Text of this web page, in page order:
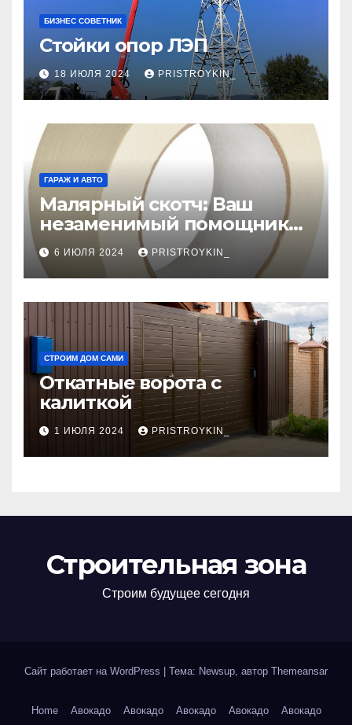
БИЗНЕС СОВЕТНИК
Стойки опор ЛЭП
18 ИЮЛЯ 2024 PRISTROYKIN_
ГАРАЖ И АВТО
Малярный скотч: Ваш
незаменимый помощник
при ремонтных работах
6 ИЮЛЯ 2024 PRISTROYKIN_
СТРОИМ ДОМ САМИ
Откатные ворота с
калиткой
1 ИЮЛЯ 2024 PRISTROYKIN_
Строительная зона
Строим будущее сегодня
Сайт работает на WordPress Тема: Newsup, автор Themeansar
Home Авокадо Авокадо Авокадо Авокадо Авокадо